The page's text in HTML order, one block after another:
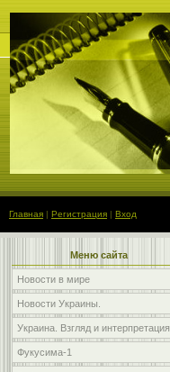
Главная | Регистрация | Вход
Меню сайта
Новости в мире
Новости Украины.
Украина. Взгляд и интерпретация.
Фукусима-1